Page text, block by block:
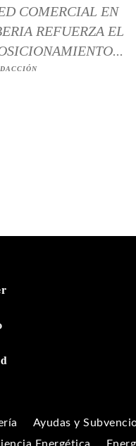
COMERCIAL EN
REFUERZA EL
Ayudas y